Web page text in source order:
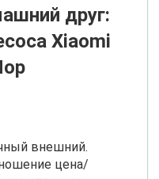
друг:
Xiaomi
внешний.
цена/